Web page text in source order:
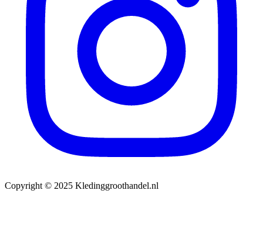
Copyright © 2025 Kledinggroothandel.nl